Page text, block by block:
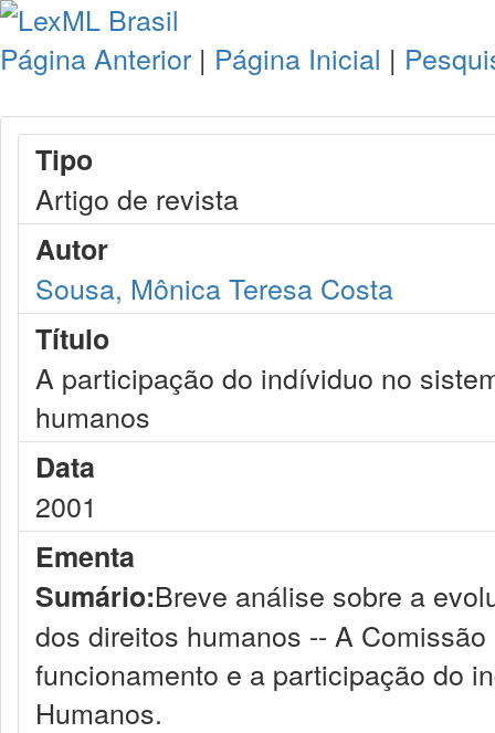
Página Anterior | Página Inicial |
Tipo
Artigo de revista
Autor
Sousa, Mônica Teresa Costa
Título
A participação do indíviduo no
humanos
Data
2001
Ementa
Sumário:Breve análise sobre a
dos direitos humanos -- A
funcionamento e a participação do
Humanos.